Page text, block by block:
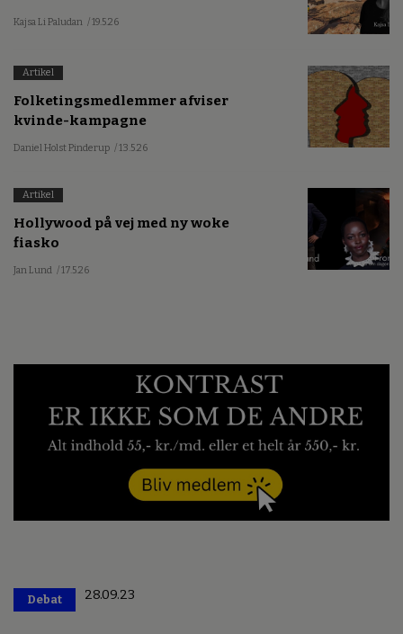
Kajsa Li Paludan / 19.5.26
Artikel
Folketingsmedlemmer afviser
kvinde-kampagne
Daniel Holst Pinderup / 13.5.26
Artikel
Hollywood på vej med ny woke
fiasko
Jan Lund / 17.5.26
Debat 28.09.23